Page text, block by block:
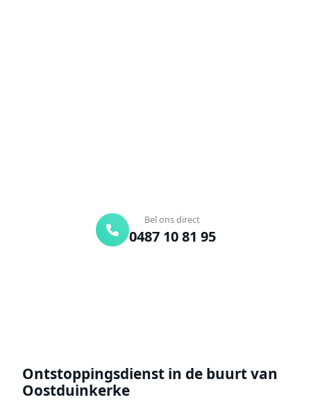
Bel ons direct
0487 10 81 95
Ontstoppingsdienst in de buurt van
Oostduinkerke